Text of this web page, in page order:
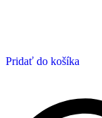
Pridať do košíka